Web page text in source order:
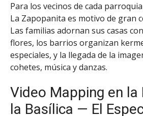
Para los vecinos de cada
La Zapopanita es motivo de gran
Las familias adornan sus casas
flores, los barrios organizan
especiales, y la llegada de la
cohetes, música y danzas.
Video Mapping en la
la Basílica — El